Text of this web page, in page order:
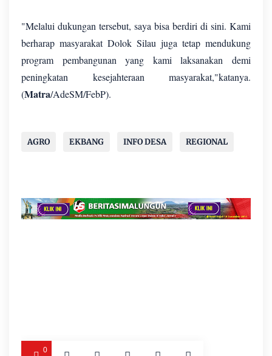
"Melalui dukungan tersebut, saya bisa berdiri di sini. Kami
berharap masyarakat Dolok Silau juga tetap mendukung
program pembangunan yang kami laksanakan demi
peningkatan kesejahteraan masyarakat,"katanya.
(Matra/AdeSM/FebP).
AGRO EKBANG INFO DESA REGIONAL
0